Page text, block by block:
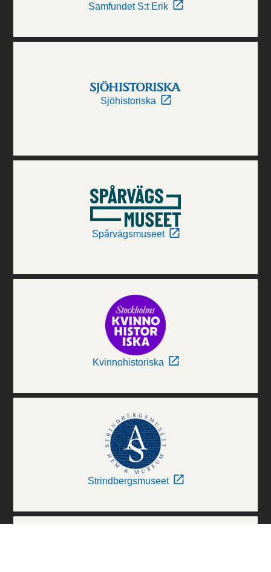
Samfundet S:t Erik
Sjöhistoriska
Spårvägsmuseet
Kvinnohistoriska
Strindbergsmuseet